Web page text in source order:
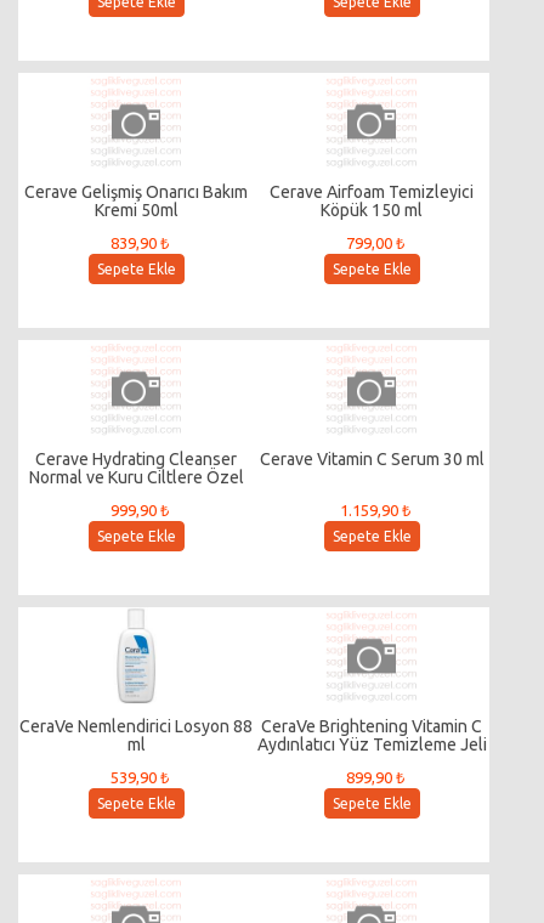
Cerave Gelişmiş Onarıcı Bakım
Kremi 50ml
839,90 ₺
Sepete Ekle
Cerave Airfoam Temizleyici
Köpük 150 ml
799,00 ₺
Sepete Ekle
Cerave Hydrating Cleanser
Normal ve Kuru Ciltlere Özel
Temizleyici Refill Dökme Poşet
473 ml
999,90 ₺
Sepete Ekle
Cerave Vitamin C Serum 30 ml
1.159,90 ₺
Sepete Ekle
CeraVe Nemlendirici Losyon 88
ml
539,90 ₺
Sepete Ekle
CeraVe Brightening Vitamin C
Aydınlatıcı Yüz Temizleme Jeli
899,90 ₺
Sepete Ekle